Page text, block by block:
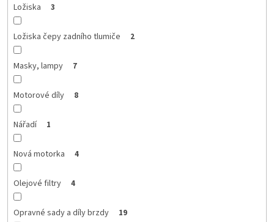
Ložiska 3
Ložiska čepy zadního tlumiče 2
Masky, lampy 7
Motorové díly 8
Nářadí 1
Nová motorka 4
Olejové filtry 4
Opravné sady a díly brzdy 19